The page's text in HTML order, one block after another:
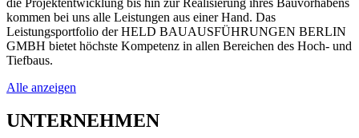
kommen bei uns alle Leistungen aus einer Hand. Das
Leistungsportfolio der HELD BAUAUSFÜHRUNGEN BERLIN
GMBH bietet höchste Kompetenz in allen Bereichen des Hoch- und
Tiefbaus.
Alle anzeigen
UNTERNEHMEN